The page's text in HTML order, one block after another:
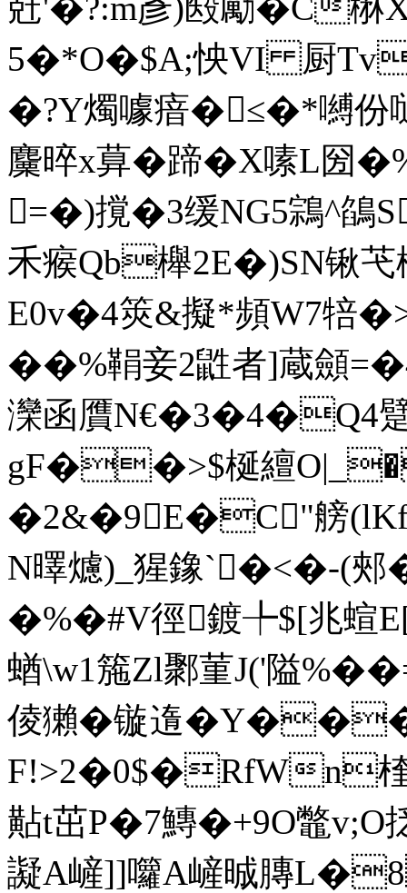
5�*O�$A;怏VI 厨Tv
�?Y燭噱瘖�≤�*嚩
麜晬x萛�蹄�X嗉L圀
=�)撹�3缓NG5鶎^鵮
禾瘊Qb櫸2E�)SN
E0v�4筴&擬*頻W7犃
��%鞙妾2鼪者]蔵顩
灤函贋N€�3�4�Q4躄N
gF��>$梴繵
�2&�9E�C"艕(lKf
N曎爈 )_猩鐌`�<�-(
�%�#V徑鍍╄$[兆
蝤\w1箷Zl鄹菫J('隘%�
倰獺�镟遀
F!>2�0$�RfWn楏
黇t茁P�7鱄�+9O鼈v;O抸
譺A嵼]]囖A嵼晠膞